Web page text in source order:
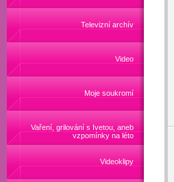
Televizní archív
Video
Moje soukromí
Vaření, grilování s Ivetou, aneb
vzpomínky na léto
Videoklipy